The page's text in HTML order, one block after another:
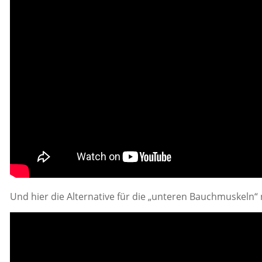
Und hier die Alternative für die „unteren Bauchmuskeln“